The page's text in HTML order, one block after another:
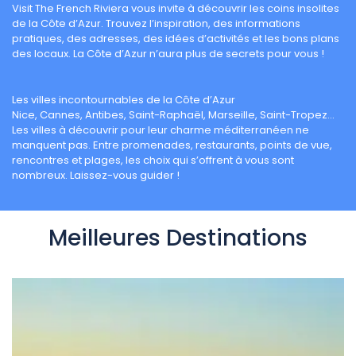
Visit The French Riviera vous invite à découvrir les coins insolites
de la Côte d’Azur. Trouvez l’inspiration, des informations
pratiques, des adresses, des idées d’activités et les bons plans
des locaux. La Côte d’Azur n’aura plus de secrets pour vous !
Les villes incontournables de la Côte d’Azur
Nice, Cannes, Antibes, Saint-Raphaël, Marseille, Saint-Tropez…
Les villes à découvrir pour leur charme méditerranéen ne
manquent pas. Entre promenades, restaurants, points de vue,
rencontres et plages, les choix qui s’offrent à vous sont
nombreux. Laissez-vous guider !
Meilleures Destinations